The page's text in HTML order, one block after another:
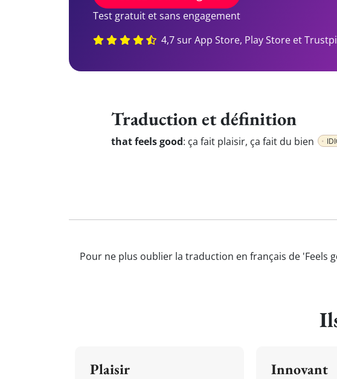
Test gratuit et sans engagement
4,7 sur App Store, Play Store et
Traduction et définition
that feels good: ça fait plaisir, ça fait du bien
Pour ne plus oublier la traduction en français de 'Feels
Plaisir Innovant